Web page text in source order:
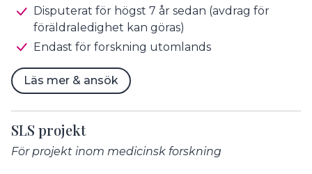
Disputerat för högst 7 år sedan (avdrag för
föräldraledighet kan göras)
Endast för forskning utomlands
Läs mer & ansök
SLS projekt
För projekt inom medicinsk forskning